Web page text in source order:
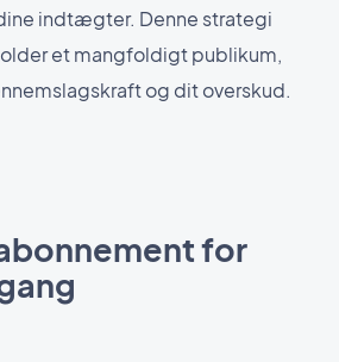
indtægter. Denne strategi
et mangfoldigt publikum,
og dit overskud.
for